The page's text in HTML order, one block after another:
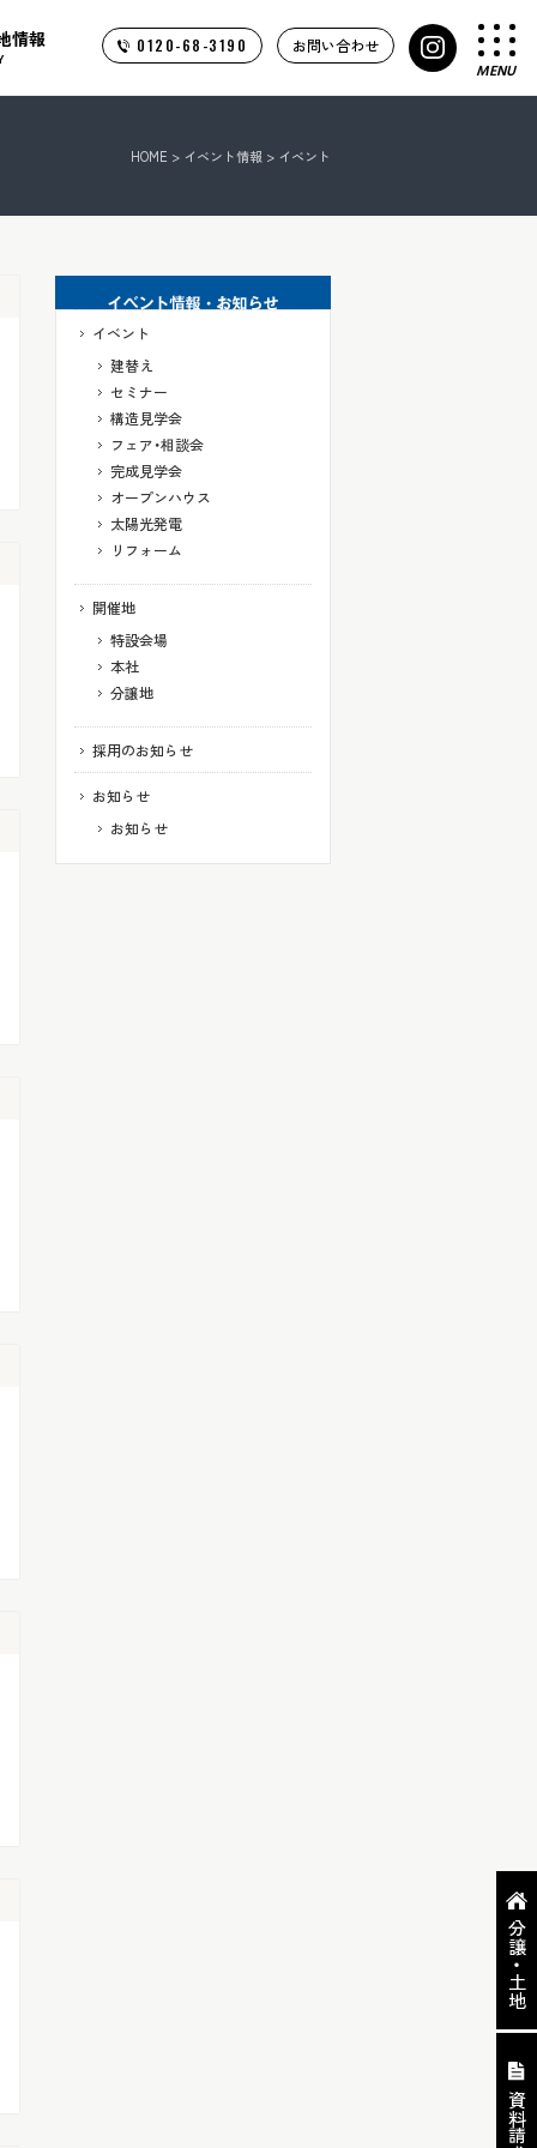
情報 0120-68-3190 お問い合わせ
MENU
HOME > イベント情報 > イベント
イベント
建替え
セミナー
構造見学会
フェア・相談会
完成見学会
オープンハウス
太陽光発電
リフォーム
開催地
特設会場
本社
分譲地
採用のお知らせ
お知らせ
お知らせ
分譲・土地
資料請求